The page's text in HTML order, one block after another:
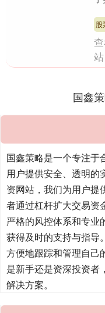
股
站
国鑫
国鑫策略是一个专注于
用户提供安全、透明的
资网站，我们为用户提
者通过杠杆扩大交易资
严格的风控体系和专业
获得及时的支持与指导
方便地跟踪和管理自己
是新手还是资深投资者
解决方案。